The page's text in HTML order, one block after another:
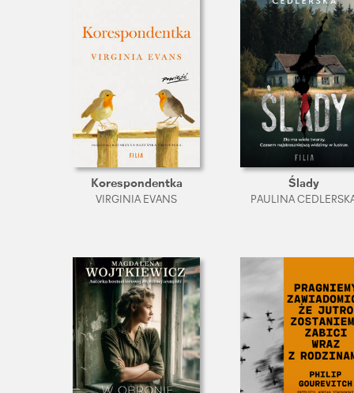
Korespondentka
VIRGINIA EVANS
Ślady
PAULINA